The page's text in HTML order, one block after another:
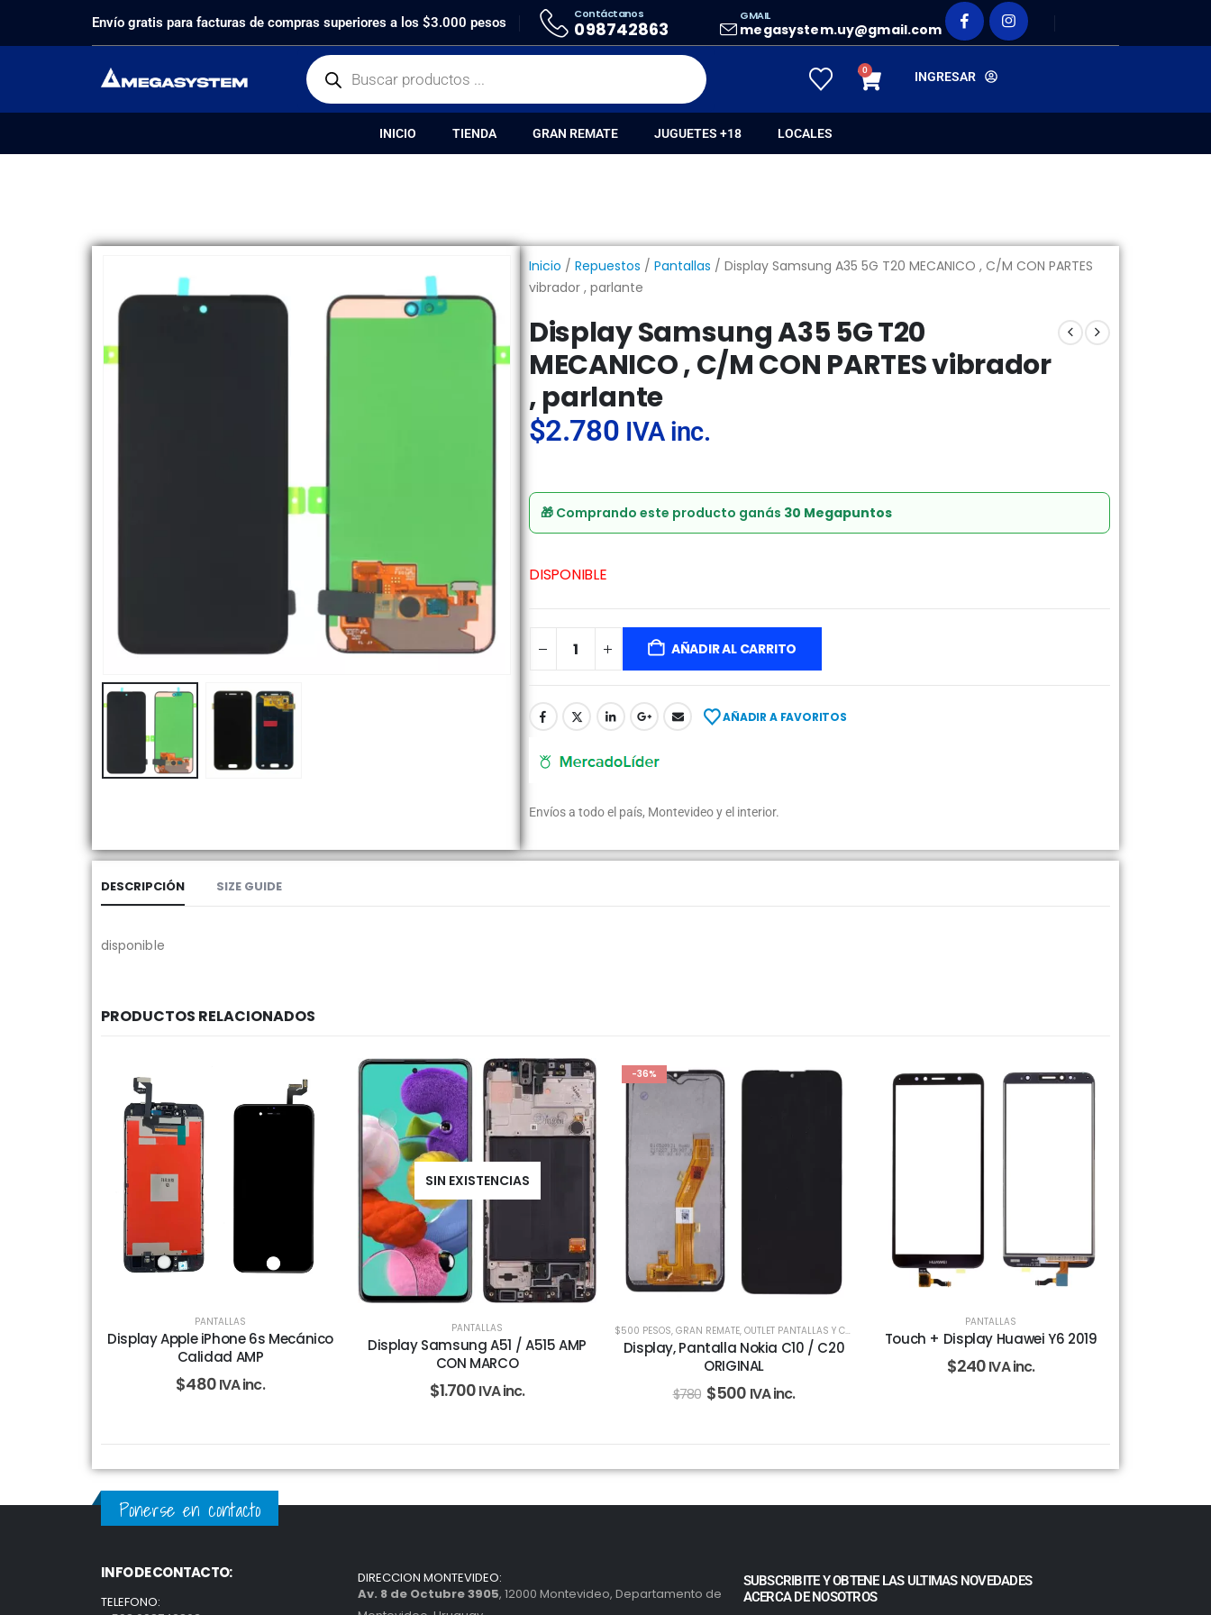
Envío gratis para facturas de compras superiores a los $3.000 pesos
Contáctanos
098742863
GMAIL
megasystem.uy@gmail.com
0 INGRESAR
INICIO TIENDA GRAN REMATE JUGUETES +18 LOCALES
PRODUCTOSREPUESTOS, PANTALLAS DISPLAY SAMSUNG A35 5G T20 MECANICO , C/M CON PARTES VIBRADOR , PARLANTE
Inicio / Repuestos / Pantallas / Display Samsung A35 5G T20 MECANICO , C/M CON PARTES
vibrador , parlante
Display Samsung A35 5G T20
MECANICO , C/M CON PARTES vibrador
, parlante
$2.780 IVA inc.
🎁 Comprando este producto ganás 30 Megapuntos
DISPONIBLE
AÑADIR AL CARRITO
AÑADIR A FAVORITOS
Envíos a todo el país, Montevideo y el interior.
DESCRIPCIÓN SIZE GUIDE
disponible
PRODUCTOS RELACIONADOS
PANTALLAS
Display Apple iPhone 6s Mecánico
Calidad AMP
$480IVA inc.
SIN EXISTENCIAS
PANTALLAS
Display Samsung A51 / A515 AMP
CON MARCO
$1.700IVA inc.
-36%
$500 PESOS, GRAN REMATE, OUTLET PANTALLAS Y CELULARES PANTALLAS
Display, Pantalla Nokia C10 / C20
ORIGINAL
$780 $500 IVA inc.
PANTALLAS
Touch + Display Huawei Y6 2019
$240IVA inc.
Ponerse en contacto
INFO DE CONTACTO:
TELEFONO:
DIRECCION MONTEVIDEO:
Av. 8 de Octubre 3905, 12000 Montevideo, Departamento de
SUBSCRIBITE Y OBTENE LAS ULTIMAS NOVEDADES
ACERCA DE NOSOTROS